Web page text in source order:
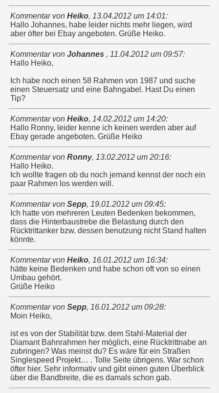
Kommentar von Heiko, 13.04.2012 um 14:01:
Hallo Johannes, habe leider nichts mehr liegen, wird
aber öfter bei Ebay angeboten. Grüße Heiko.
Kommentar von Johannes , 11.04.2012 um 09:57:
Hallo Heiko,
Ich habe noch einen 58 Rahmen von 1987 und suche
einen Steuersatz und eine Bahngabel. Hast Du einen
Tip?
Kommentar von Heiko, 14.02.2012 um 14:20:
Hallo Ronny, leider kenne ich keinen werden aber auf
Ebay gerade angeboten. Grüße Heiko
Kommentar von Ronny, 13.02.2012 um 20:16:
Hallo Heiko.
Ich wollte fragen ob du noch jemand kennst der noch ein
paar Rahmen los werden will.
Kommentar von Sepp, 19.01.2012 um 09:45:
Ich hatte von mehreren Leuten Bedenken bekommen,
dass die Hinterbaustrebe die Belastung durch den
Rücktrittanker bzw. dessen benutzung nicht Stand halten
könnte.
Kommentar von Heiko, 16.01.2012 um 16:34:
hätte keine Bedenken und habe schon oft von so einen
Umbau gehört.
Grüße Heiko
Kommentar von Sepp, 16.01.2012 um 09:28:
Moin Heiko,
ist es von der Stabilität bzw. dem Stahl-Material der
Diamant Bahnrahmen her möglich, eine Rücktrittnabe an
zubringen? Was meinst du? Es wäre für ein Straßen
Singlespeed Projekt… . Tolle Seite übrigens. War schon
öfter hier. Sehr informativ und gibt einen guten Überblick
über die Bandbreite, die es damals schon gab.